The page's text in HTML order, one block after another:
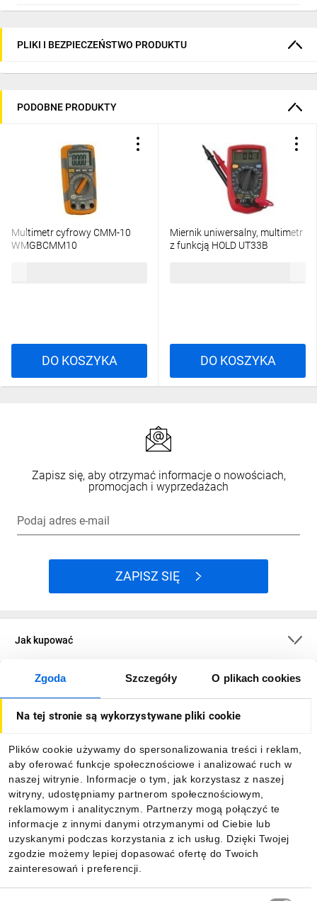
Zgoda Szczegóły O plikach cookies
Na tej stronie są wykorzystywane pliki cookie
Plików cookie używamy do spersonalizowania treści i reklam,
aby oferować funkcje społecznościowe i analizować ruch w
naszej witrynie. Informacje o tym, jak korzystasz z naszej
witryny, udostępniamy partnerom społecznościowym,
reklamowym i analitycznym. Partnerzy mogą połączyć te
informacje z innymi danymi otrzymanymi od Ciebie lub
uzyskanymi podczas korzystania z ich usług. Dzięki Twojej
zgodzie możemy lepiej dopasować ofertę do Twoich
zainteresowań i preferencji.
PLIKI I BEZPIECZEŃSTWO PRODUKTU
PODOBNE PRODUKTY
Multimetr cyfrowy CMM-10
WMGBCMM10
DO KOSZYKA
Miernik uniwersalny, multimetr
z funkcją HOLD UT33B
DO KOSZYKA
Zapisz się, aby otrzymać informacje o nowościach,
promocjach i wyprzedażach
Podaj adres e-mail
ZAPISZ SIĘ
Jak kupować
O firmie
Informacje
Pobierz naszą aplikację mobilną: